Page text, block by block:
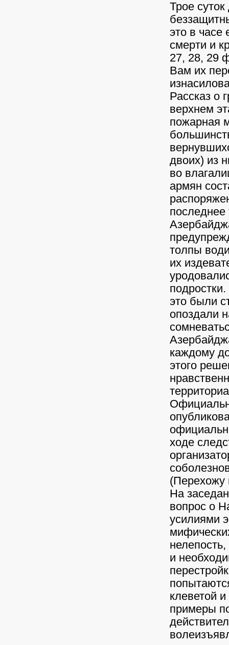
Трое
это в часе
смерти и
27, 28, 29
Вам их
Рассказ о
верхнем
пожарная
двоих) из
во
армян
последнее
толпы
их
это были
опоздали
каждому
этого
ходе
(Перехожу
На
вопрос о
усилиями
и
клеветой
примеры